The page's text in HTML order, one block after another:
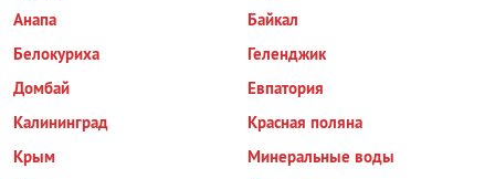
Анапа
Байкал
Белокуриха
Геленджик
Домбай
Евпатория
Калининград
Красная поляна
Крым
Минеральные воды